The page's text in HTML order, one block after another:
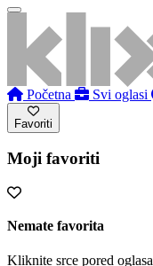
Početna Svi oglasi
Favoriti
Moji favoriti
Nemate favorita
Kliknite srce pored